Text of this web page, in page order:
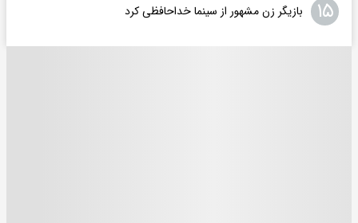
۱۵ بازیگر زن مشهور از سینما خداحافظی کرد